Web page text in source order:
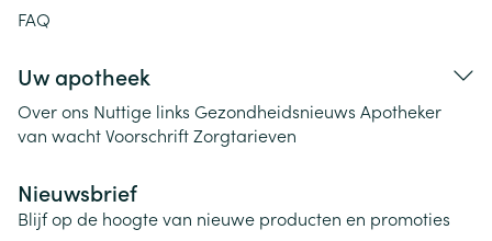
FAQ
Uw apotheek
Over ons Nuttige links Gezondheidsnieuws Apotheker
van wachtVoorschriftZorgtarieven
Nieuwsbrief
Blijf op de hoogte van nieuwe producten en promoties